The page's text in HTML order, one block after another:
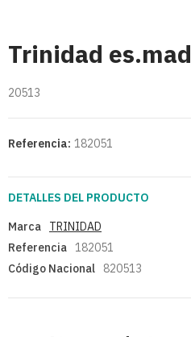
Trinidad
20513
Referencia: 182051
DETALLES DEL PRODUCTO
Marca
TRINIDAD
Referencia 182051
Código Nacional
820513